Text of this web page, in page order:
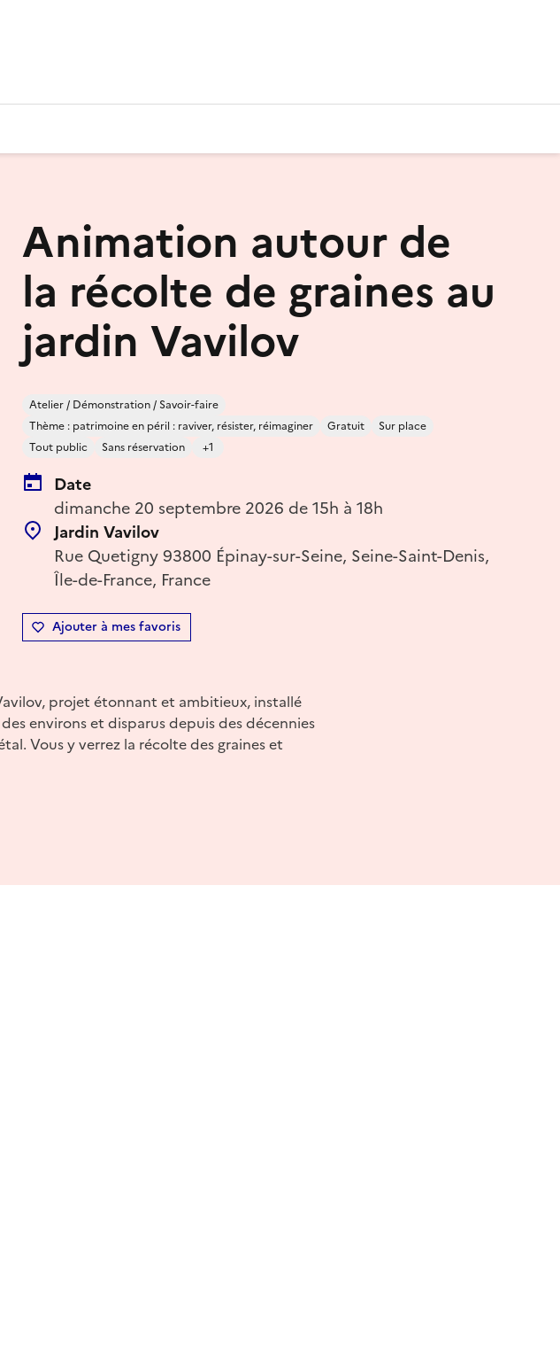
Animation autour de
la récolte de graines au
jardin Vavilov
Atelier / Démonstration / Savoir-faire
Thème : patrimoine en péril : raviver, résister, réimaginer
Gratuit
Sur place
Tout public
Sans réservation +1
Date
dimanche 20 septembre 2026 de 15h à 18h
Jardin Vavilov
Rue Quetigny 93800 Épinay-sur-Seine, Seine-Saint-Denis,
Île-de-France, France
Ajouter à mes favoris
projet étonnant et ambitieux, installé
environs et disparus depuis des décennies
Vous y verrez la récolte des graines et